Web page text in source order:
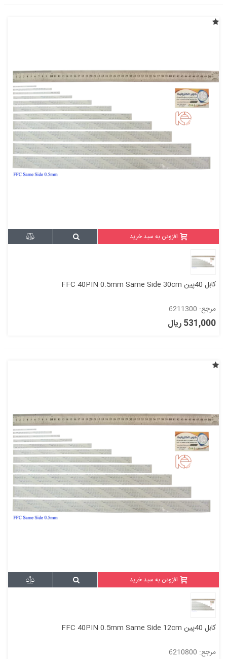
افزودن به سبد خرید
کابل 40پین FFC 40PIN 0.5mm Same Side 30cm
مرجع: 6211300
531,000 ریال
افزودن به سبد خرید
کابل 40پین FFC 40PIN 0.5mm Same Side 12cm
مرجع: 6210800